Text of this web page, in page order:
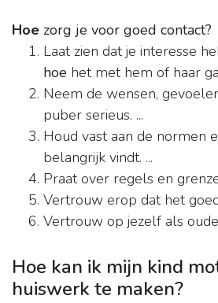
Hoe zorg je voor goed contact?
Laat zien dat je interesse
hoe het met hem of haar
Neem de wensen,
puber serieus. ...
Houd vast aan de normen
belangrijk vindt. ...
Praat over regels en
Vertrouw erop dat het
Vertrouw op jezelf als
Hoe kan ik mijn kind
huiswerk te maken?